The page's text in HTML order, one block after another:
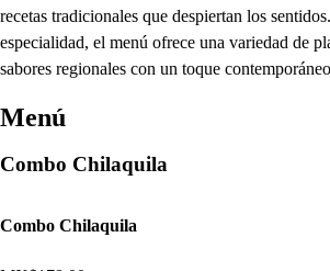
recetas tradicionales que despiertan los
especialidad, el menú ofrece una variedad de
sabores regionales con un toque
Menú
Combo Chilaquila
Combo Chilaquila